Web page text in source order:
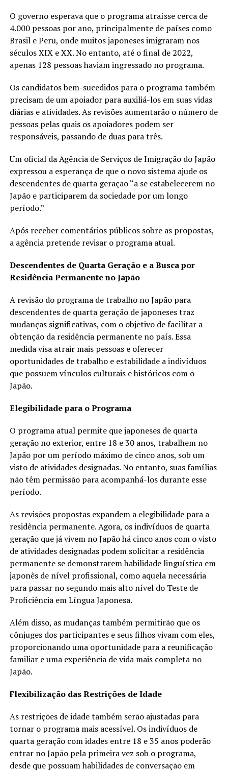
O governo esperava que o programa atraísse cerca de
4.000 pessoas por ano, principalmente de países como
Brasil e Peru, onde muitos japoneses imigraram nos
séculos XIX e XX. No entanto, até o final de 2022,
apenas 128 pessoas haviam ingressado no programa.
Os candidatos bem-sucedidos para o programa também
precisam de um apoiador para auxiliá-los em suas vidas
diárias e atividades. As revisões aumentarão o número de
pessoas pelas quais os apoiadores podem ser
responsáveis, passando de duas para três.
Um oficial da Agência de Serviços de Imigração do Japão
expressou a esperança de que o novo sistema ajude os
descendentes de quarta geração “a se estabelecerem no
Japão e participarem da sociedade por um longo
período.”
Após receber comentários públicos sobre as propostas,
a agência pretende revisar o programa atual.
Descendentes de Quarta Geração e a Busca por
Residência Permanente no Japão
A revisão do programa de trabalho no Japão para
descendentes de quarta geração de japoneses traz
mudanças significativas, com o objetivo de facilitar a
obtenção da residência permanente no país. Essa
medida visa atrair mais pessoas e oferecer
oportunidades de trabalho e estabilidade a indivíduos
que possuem vínculos culturais e históricos com o
Japão.
Elegibilidade para o Programa
O programa atual permite que japoneses de quarta
geração no exterior, entre 18 e 30 anos, trabalhem no
Japão por um período máximo de cinco anos, sob um
visto de atividades designadas. No entanto, suas famílias
não têm permissão para acompanhá-los durante esse
período.
As revisões propostas expandem a elegibilidade para a
residência permanente. Agora, os indivíduos de quarta
geração que já vivem no Japão há cinco anos com o visto
de atividades designadas podem solicitar a residência
permanente se demonstrarem habilidade linguística em
japonês de nível profissional, como aquela necessária
para passar no segundo mais alto nível do Teste de
Proficiência em Língua Japonesa.
Além disso, as mudanças também permitirão que os
cônjuges dos participantes e seus filhos vivam com eles,
proporcionando uma oportunidade para a reunificação
familiar e uma experiência de vida mais completa no
Japão.
Flexibilização das Restrições de Idade
As restrições de idade também serão ajustadas para
tornar o programa mais acessível. Os indivíduos de
quarta geração com idades entre 18 e 35 anos poderão
entrar no Japão pela primeira vez sob o programa,
desde que possuam habilidades de conversação em